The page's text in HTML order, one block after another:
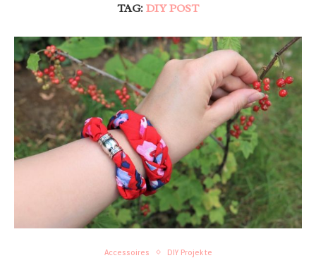
TAG: DIY POST
Accessoires DIY Projekte